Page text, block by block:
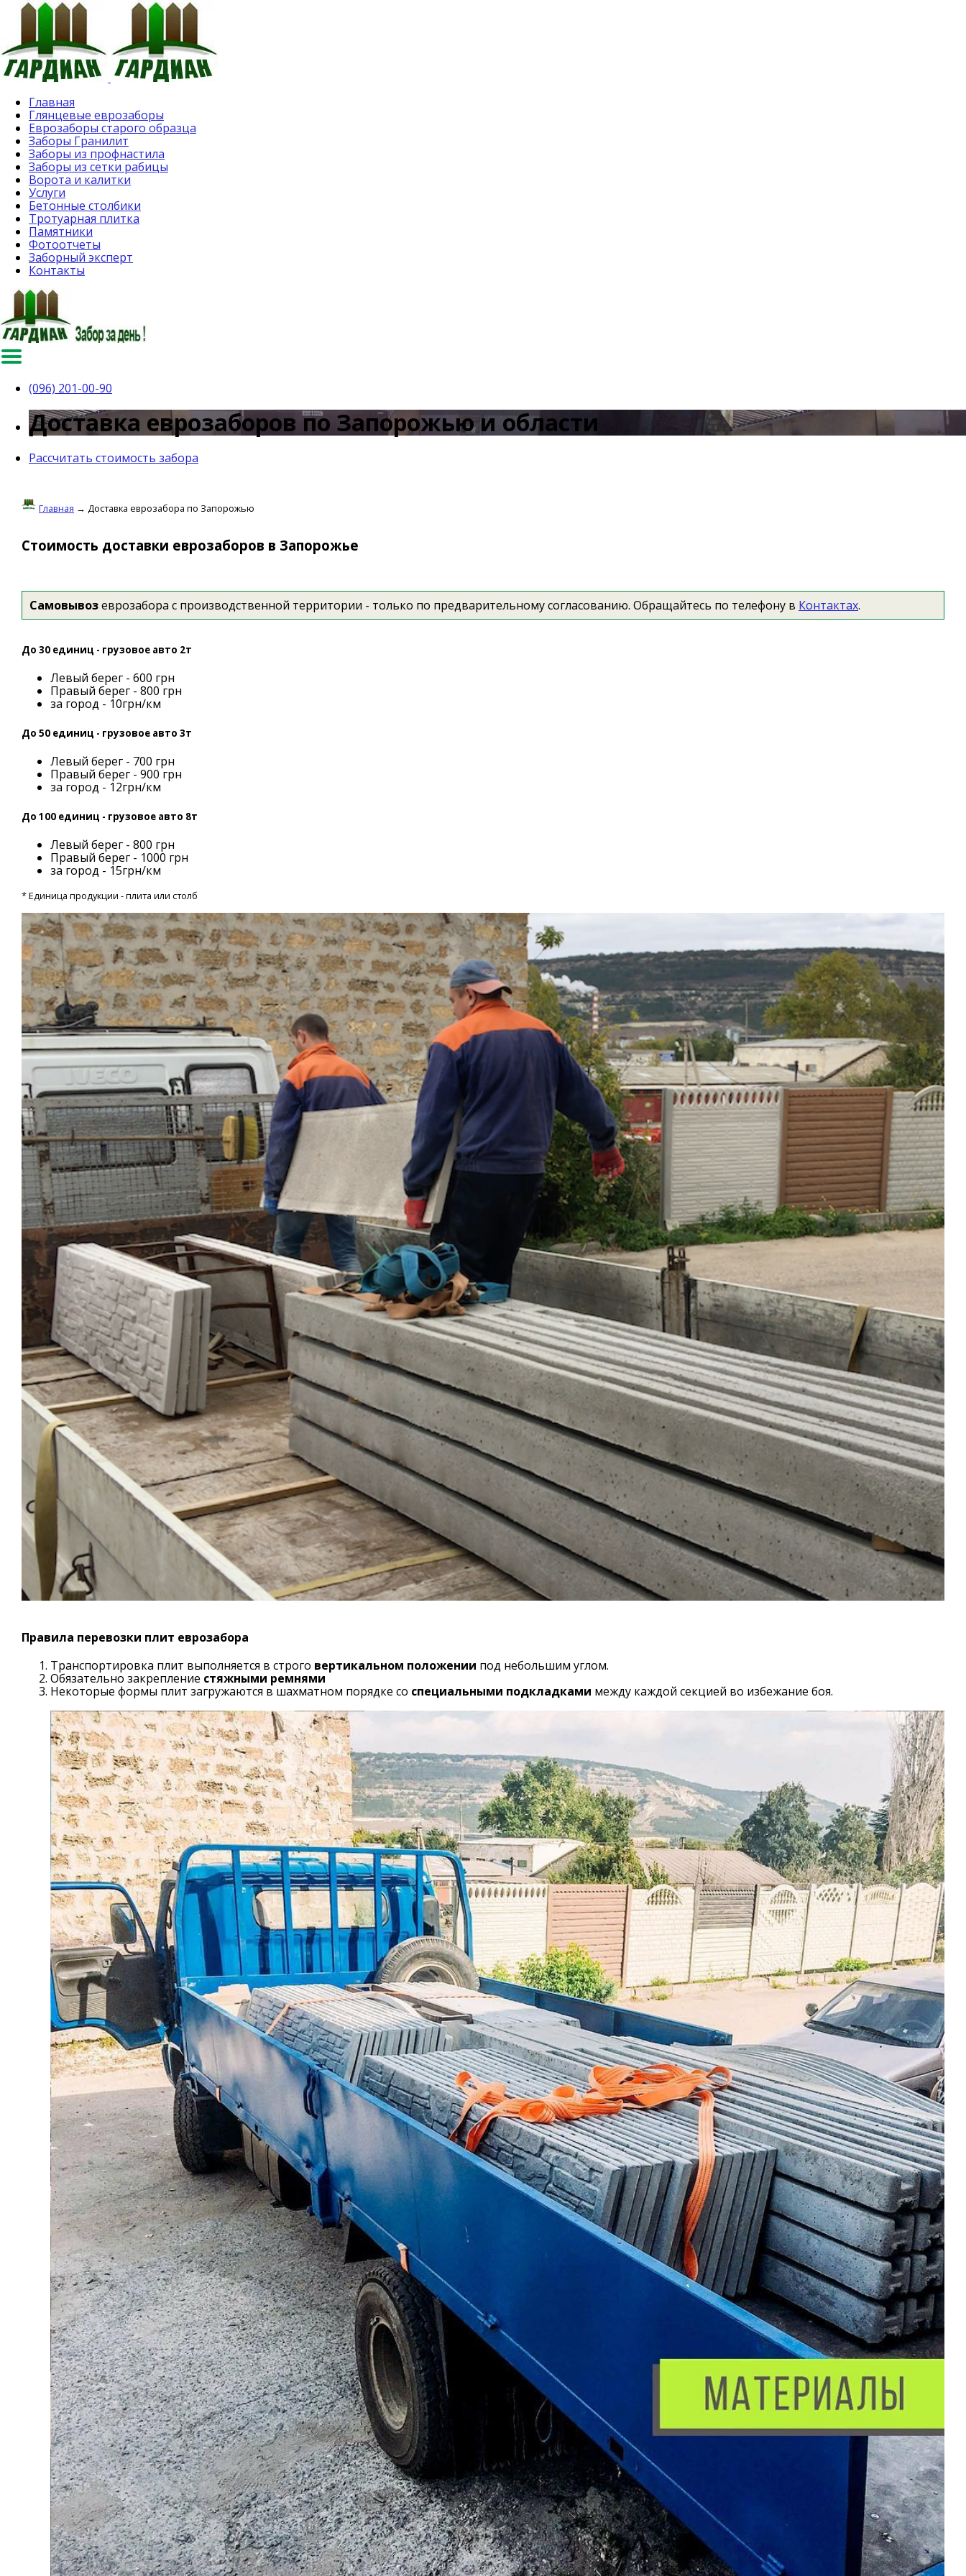
Главная
Глянцевые еврозаборы
Еврозаборы старого образца
Заборы Гранилит
Заборы из профнастила
Заборы из сетки рабицы
Ворота и калитки
Услуги
Бетонные столбики
Тротуарная плитка
Памятники
Фотоотчеты
Заборный эксперт
Контакты
(096) 201-00-90
Доставка еврозаборов по Запорожью и области
Рассчитать стоимость забора
Главная → Доставка еврозабора по Запорожью
Стоимость доставки еврозаборов в Запорожье
Самовывозеврозабора с производственной территории - только по предварительному согласованию. Обращайтесь по телефону в Контактах.
До 30 единиц - грузовое авто 2т
Левый берег - 600 грн
Правый берег - 800 грн
за город - 10грн/км
До 50 единиц - грузовое авто 3т
Левый берег - 700 грн
Правый берег - 900 грн
за город - 12грн/км
До 100 единиц - грузовое авто 8т
Левый берег - 800 грн
Правый берег - 1000 грн
за город - 15грн/км
* Единица продукции - плита или столб
Правила перевозки плит еврозабора
Транспортировка плит выполняется в строго вертикальном положении под небольшим углом.
Обязательно закрепление стяжными ремнями
Некоторые формы плит загружаются в шахматном порядке со специальными подкладками между каждой секцией во избежание боя.